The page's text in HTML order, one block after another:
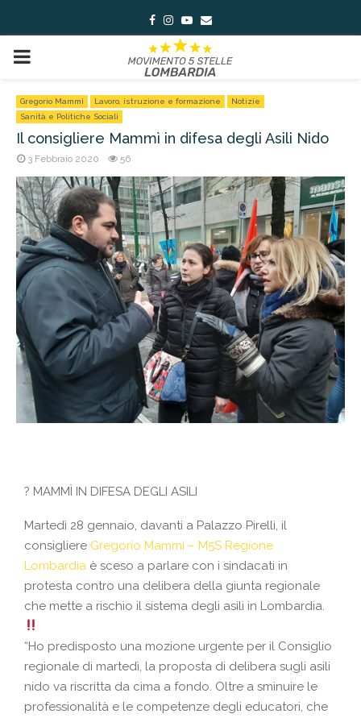
Facebook
Instagram
Youtube
Email
PRIMARY
MENU
Gregorio Mammì Lavoro, istruzione e formazione
Notizie
Sanità e Politiche Sociali
Il consigliere Mammì in difesa degli Asili Nido
3 Febbraio 2020 56
? MAMMÌ IN DIFESA DEGLI ASILI
Martedì 28 gennaio, davanti a Palazzo Pirelli, il
consigliere Gregorio Mammì – M5S Regione
Lombardia è sceso a parlare con i sindacati in
protesta contro una delibera della giunta regionale
che mette a rischio il sistema degli asili in Lombardia.
“Ho predisposto una mozione urgente per il Consiglio
regionale di martedì, la proposta di delibera sugli asili
nido va riscritta da cima a fondo. Oltre a sminuire le
professionalità e le competenze degli educatori, che